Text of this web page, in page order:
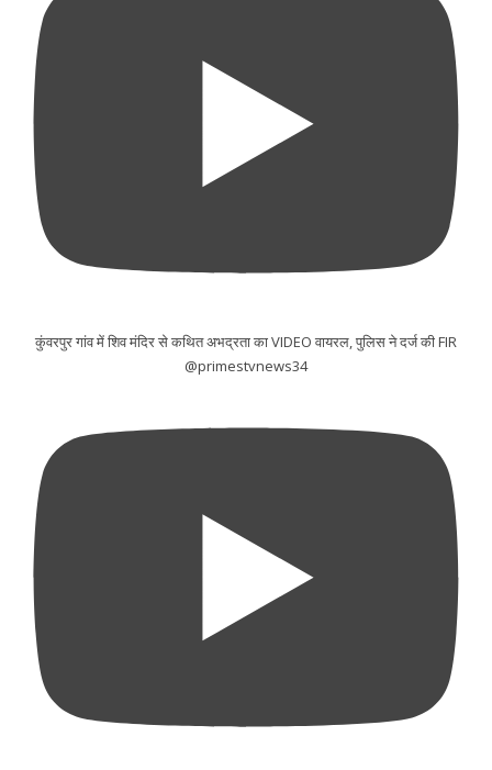
कुंवरपुर गांव में शिव मंदिर से कथित अभद्रता का VIDEO वायरल, पुलिस ने दर्ज की FIR
@primestvnews34